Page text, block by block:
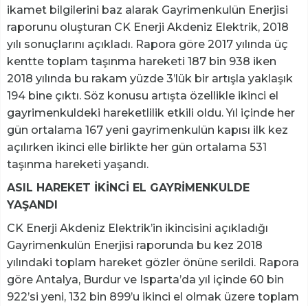
ikamet bilgilerini baz alarak Gayrimenkulün Enerjisi
raporunu oluşturan CK Enerji Akdeniz Elektrik, 2018
yılı sonuçlarını açıkladı. Rapora göre 2017 yılında üç
kentte toplam taşınma hareketi 187 bin 938 iken
2018 yılında bu rakam yüzde 3’lük bir artışla yaklaşık
194 bine çıktı. Söz konusu artışta özellikle ikinci el
gayrimenkuldeki hareketlilik etkili oldu. Yıl içinde her
gün ortalama 167 yeni gayrimenkulün kapısı ilk kez
açılırken ikinci elle birlikte her gün ortalama 531
taşınma hareketi yaşandı.
ASIL HAREKET İKİNCİ EL GAYRİMENKULDE
YAŞANDI
CK Enerji Akdeniz Elektrik’in ikincisini açıkladığı
Gayrimenkulün Enerjisi raporunda bu kez 2018
yılındaki toplam hareket gözler önüne serildi. Rapora
göre Antalya, Burdur ve Isparta’da yıl içinde 60 bin
922’si yeni, 132 bin 899’u ikinci el olmak üzere toplam